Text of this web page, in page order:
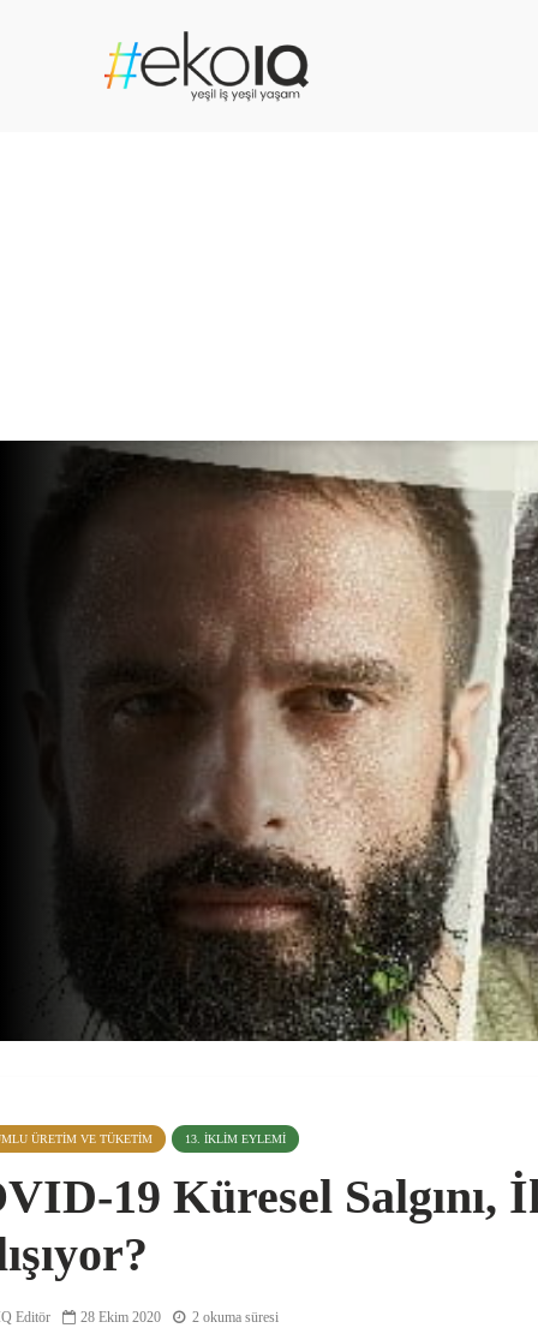
ÜRETIM VE TÜKETIM 13. İKLIM EYLEMI
19 Küresel Salgını,
Editör 28 Ekim 2020 2 okuma süresi